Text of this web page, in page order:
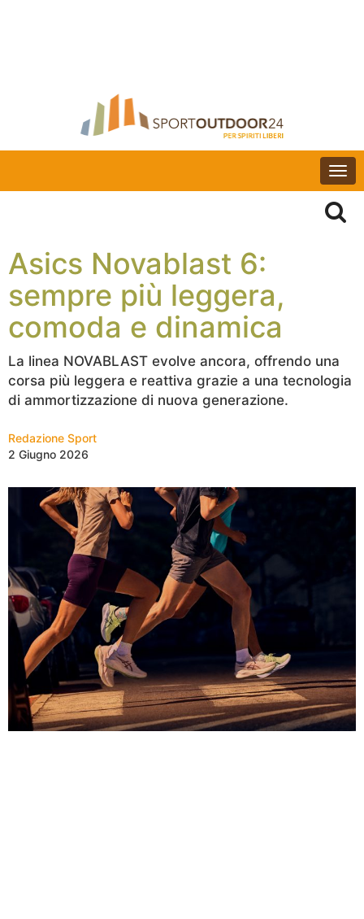
Asics Novablast 6:
sempre più leggera,
comoda e dinamica
La linea NOVABLAST evolve ancora, offrendo una
corsa più leggera e reattiva grazie a una tecnologia
di ammortizzazione di nuova generazione.
Redazione Sport
2 Giugno 2026